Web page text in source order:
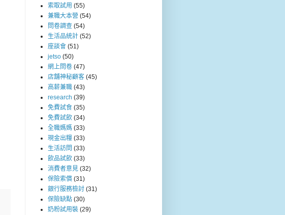
索取試用 (55)
兼職大本營 (54)
問卷調查 (54)
生活品統計 (52)
座談會 (51)
jetso (50)
網上問卷 (47)
店舖神秘顧客 (45)
高薪兼職 (43)
research (39)
免費試食 (35)
免費試飲 (34)
全職媽媽 (33)
現金出糧 (33)
生活訪問 (33)
飲品試飲 (33)
消費者意見 (32)
保險索償 (31)
銀行服務檢討 (31)
保險缺點 (30)
奶粉試用裝 (29)